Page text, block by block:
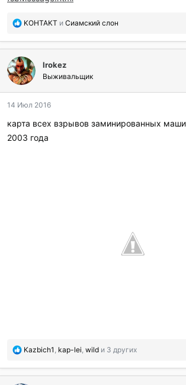
П
б
а
г
о
а
и
л
KOHTAKT и Сиамский слон
Irokez
Выживальщик
14 Июл 2016
карта всех взрывов заминированных
2003 года
П
б
Kazbich1 kap-lei wild и 3 других